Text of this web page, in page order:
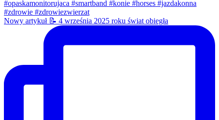
Nowy artykuł 📝 4 września 2025 roku świat obiegła